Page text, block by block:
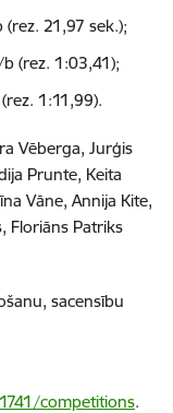
(rez. 21,97 sek.);
(rez. 1:03,41);
1:11,99).
Vēberga, Jurģis
Prunte, Keita
Vāne, Annija Kite,
Floriāns Patriks
sacensību
competitions.